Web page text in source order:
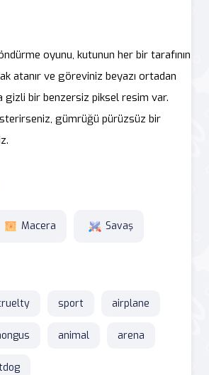
oyunu, kutunun her bir tarafının
atanır ve göreviniz beyazı ortadan
gizli bir benzersiz piksel resim var.
gümrüğü pürüzsüz bir
Macera Savaş
sport airplane
animal arena